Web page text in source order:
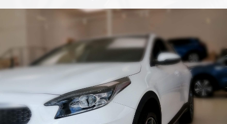
Sprzedaż oryginalnych części samochodowych oraz